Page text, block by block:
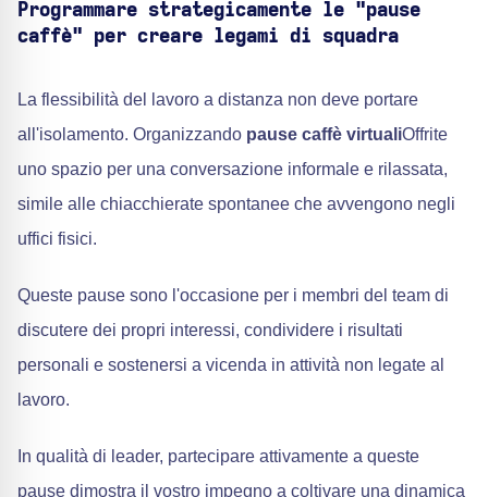
Programmare strategicamente le "pause
caffè" per creare legami di squadra
La flessibilità del lavoro a distanza non deve portare
all'isolamento. Organizzando pause caffè virtualiOffrite
uno spazio per una conversazione informale e rilassata,
simile alle chiacchierate spontanee che avvengono negli
uffici fisici.
Queste pause sono l'occasione per i membri del team di
discutere dei propri interessi, condividere i risultati
personali e sostenersi a vicenda in attività non legate al
lavoro.
In qualità di leader, partecipare attivamente a queste
pause dimostra il vostro impegno a coltivare una dinamica